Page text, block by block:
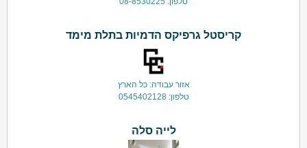
טלפון: 08-8530225
קריסטל גרפיקס הדמיות בתלת מימד
אזור עבודה: כל הארץ
טלפון: 0545402128
לייה סלה